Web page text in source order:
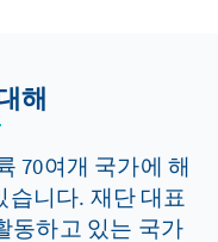
해
70여개 국가에 해
니다. 재단 대표
동하고 있는 국가